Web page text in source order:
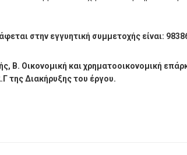
στην εγγυητική συμμετοχής είναι:
Β. Οικονομική και χρηματοοικονομική
της Διακήρυξης του έργου.